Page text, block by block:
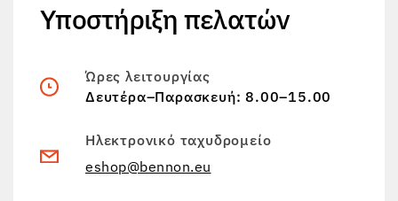
Υποστήριξη πελατών
Ώρες λειτουργίας
Δευτέρα–Παρασκευή: 8.00–15.00
Ηλεκτρονικό ταχυδρομείο
eshop@bennon.eu